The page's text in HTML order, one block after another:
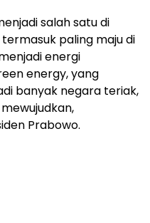
salah satu di
paling maju di
energi
energy, yang
banyak negara teriak,
Prabowo.